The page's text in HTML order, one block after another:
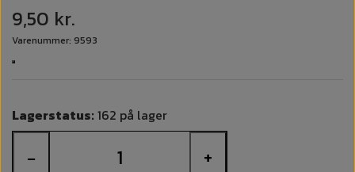
9,50 kr.
Varenummer: 9593
Lagerstatus: 162 på lager
− +